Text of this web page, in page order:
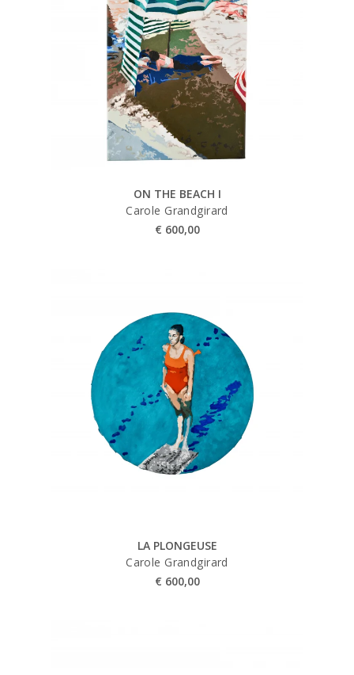
ON THE BEACH I
Carole Grandgirard
€ 600,00
LA PLONGEUSE
Carole Grandgirard
€ 600,00